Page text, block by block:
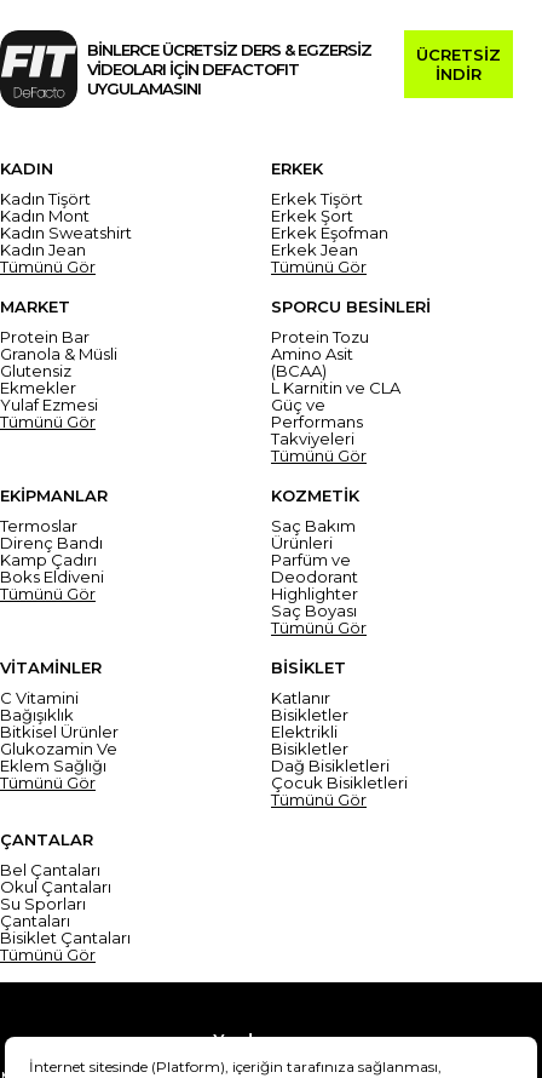
BİNLERCE ÜCRETSİZ DERS & EGZERSİZ
VİDEOLARI İÇİN DEFACTOFIT
UYGULAMASINI
ÜCRETSİZ
İNDİR
KADIN
Kadın Tişört
Kadın Mont
Kadın Sweatshirt
Kadın Jean
Tümünü Gör
ERKEK
Erkek Tişört
Erkek Şort
Erkek Eşofman
Erkek Jean
Tümünü Gör
MARKET
Protein Bar
Granola & Müsli
Glutensiz
Ekmekler
Yulaf Ezmesi
Tümünü Gör
SPORCU BESİNLERİ
Protein Tozu
Amino Asit
(BCAA)
L Karnitin ve CLA
Güç ve
Performans
Takviyeleri
Tümünü Gör
EKİPMANLAR
Termoslar
Direnç Bandı
Kamp Çadırı
Boks Eldiveni
Tümünü Gör
KOZMETİK
Saç Bakım
Ürünleri
Parfüm ve
Deodorant
Highlighter
Saç Boyası
Tümünü Gör
VİTAMİNLER
C Vitamini
Bağışıklık
Bitkisel Ürünler
Glukozamin Ve
Eklem Sağlığı
Tümünü Gör
BİSİKLET
Katlanır
Bisikletler
Elektrikli
Bisikletler
Dağ Bisikletleri
Çocuk Bisikletleri
Tümünü Gör
ÇANTALAR
Bel Çantaları
Okul Çantaları
Su Sporları
Çantaları
Bisiklet Çantaları
Tümünü Gör
Yardım